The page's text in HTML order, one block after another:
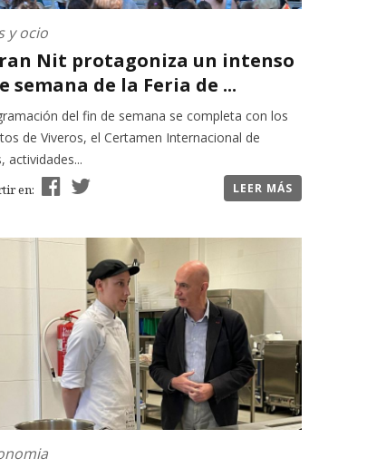
y ocio
Nit protagoniza un intenso
semana de la Feria de ...
del fin de semana se completa con los
de Viveros, el Certamen Internacional de
actividades...
en: LEER MÁS